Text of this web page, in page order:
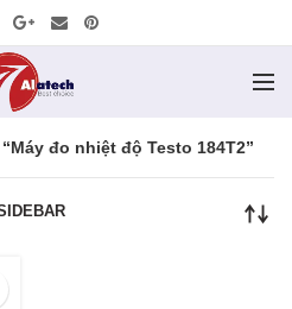
đo nhiệt độ Testo 184T2”